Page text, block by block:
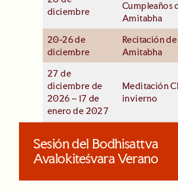
diciembre
Cumpleaños
Amitabha
20-26 de
diciembre
Recitación
Amitabha
27 de
diciembre de
2026 – 17 de
enero de 2027
Meditación
invierno
Sesión del Bodhisattva
Avalokiteśvara Verano